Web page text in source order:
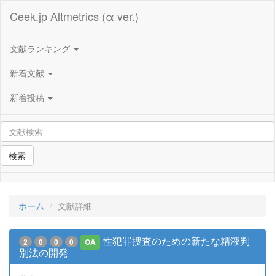
Ceek.jp Altmetrics (α ver.)
文献ランキング
新着文献
新着投稿
検索
ホーム 文献詳細
2 0 0 0 OA
性犯罪捜査のための新たな精液判
別法の開発